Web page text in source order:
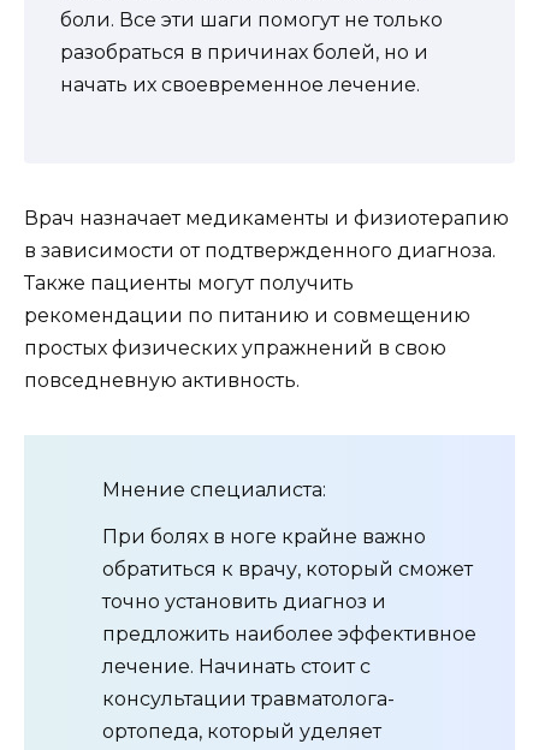
боли. Все эти шаги помогут не только
разобраться в причинах болей, но и
начать их своевременное лечение.
Врач назначает медикаменты и физиотерапию
в зависимости от подтвержденного диагноза.
Также пациенты могут получить
рекомендации по питанию и совмещению
простых физических упражнений в свою
повседневную активность.
Мнение специалиста:
При болях в ноге крайне важно
обратиться к врачу, который сможет
точно установить диагноз и
предложить наиболее эффективное
лечение. Начинать стоит с
консультации травматолога-
ортопеда, который уделяет